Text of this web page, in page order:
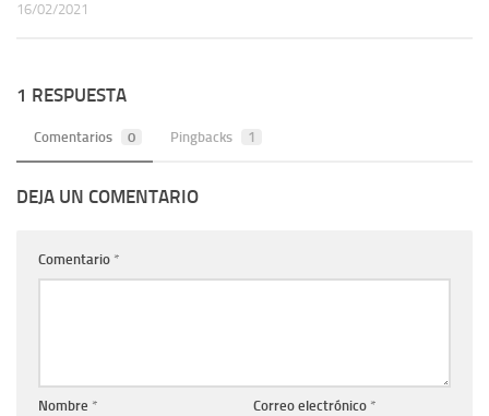
16/02/2021
1 RESPUESTA
Comentarios 0 Pingbacks 1
DEJA UN COMENTARIO
Comentario *
Nombre * Correo electrónico *